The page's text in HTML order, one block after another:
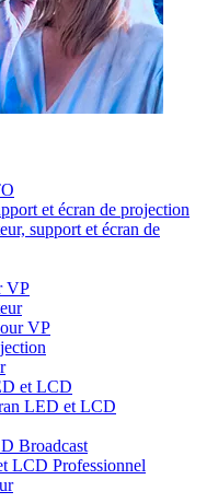
et écran de projection
support et écran de
VP
VP
et LCD
LED et LCD
Broadcast
LCD Professionnel